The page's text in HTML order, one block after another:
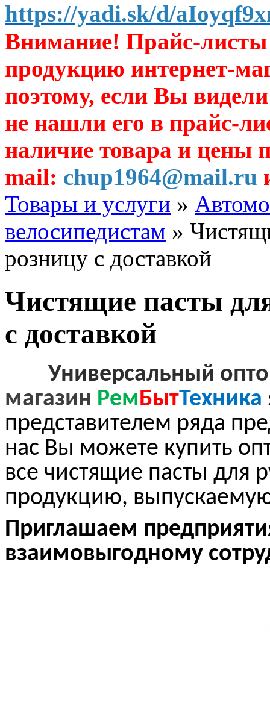
https://yadi.sk/d/
Внимание! Прайс-листы
продукцию интернет-
поэтому, если Вы
не нашли его в прайс-
наличие товара и цены
mail: chup1964@mail.ru
Товары и услуги »
велосипедистам »
розницу с доставкой
Чистящие пасты
с доставкой
Универсальный
магазин РемБытТехника
представителем ряда
нас Вы можете купить
все чистящие пасты для
продукцию,
Приглашаем
взаимовыгодному